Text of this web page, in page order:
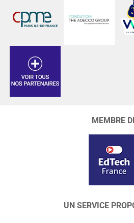
MEMBRE
UN SERVICE